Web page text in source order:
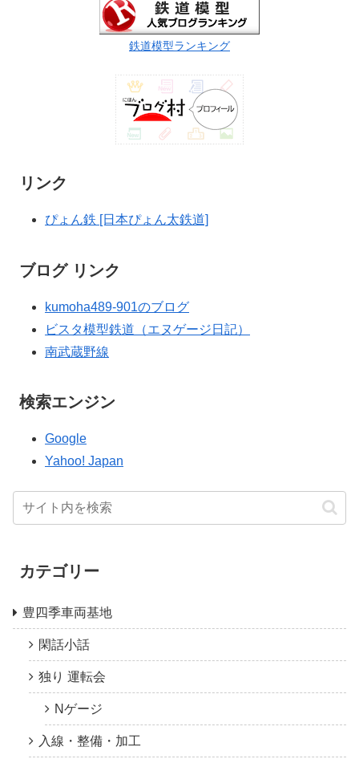
鉄道模型ランキング
リンク
ぴょん鉄 [日本ぴょん太鉄道]
ブログ リンク
kumoha489-901のブログ
ビスタ模型鉄道（エヌゲージ日記）
南武蔵野線
検索エンジン
Google
Yahoo! Japan
カテゴリー
豊四季車両基地
閑話小話
独り 運転会
Nゲージ
入線・整備・加工